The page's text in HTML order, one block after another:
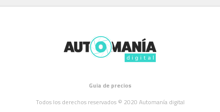
Guia de precios
Todos los derechos reservados © 2020 Automanía digital